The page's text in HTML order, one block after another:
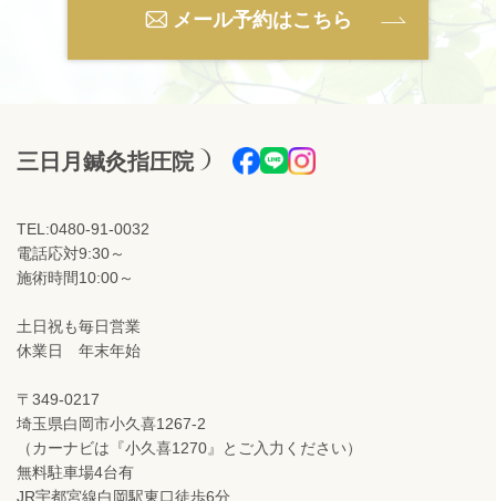
メール予約はこちら
三日月鍼灸指圧院
TEL:0480-91-0032
電話応対9:30～
施術時間10:00～
土日祝も毎日営業
休業日 年末年始
〒349-0217
埼玉県白岡市小久喜1267-2
（カーナビは『小久喜1270』とご入力ください）
無料駐車場4台有
JR宇都宮線白岡駅東口徒歩6分